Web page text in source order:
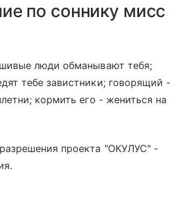
по соннику мисс
люди обманывают тебя;
тебе завистники; говорящий -
кормить его - жениться на
проекта "ОКУЛУС" -